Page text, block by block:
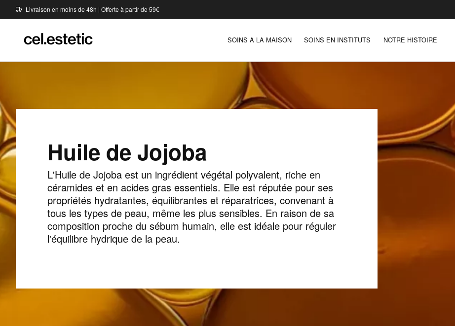
Livraison en moins de 48h | Offerte à partir de 59€
SOINS A LA MAISON SOINS EN INSTITUTS NOTRE HISTOIRE
Huile de Jojoba
L'Huile de Jojoba est un ingrédient végétal polyvalent, riche en
céramides et en acides gras essentiels. Elle est réputée pour ses
propriétés hydratantes, équilibrantes et réparatrices, convenant à
tous les types de peau, même les plus sensibles. En raison de sa
composition proche du sébum humain, elle est idéale pour réguler
l'équilibre hydrique de la peau.